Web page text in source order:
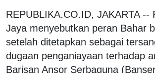
REPUBLIKA.CO.ID, JAKARTA --
Jaya menyebutkan peran Bahar
setelah ditetapkan sebagai
dugaan penganiayaan terhadap
Barisan Ansor Serbaguna